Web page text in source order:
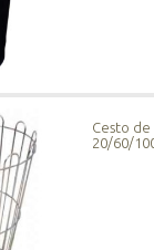
Cesto de
20/60/